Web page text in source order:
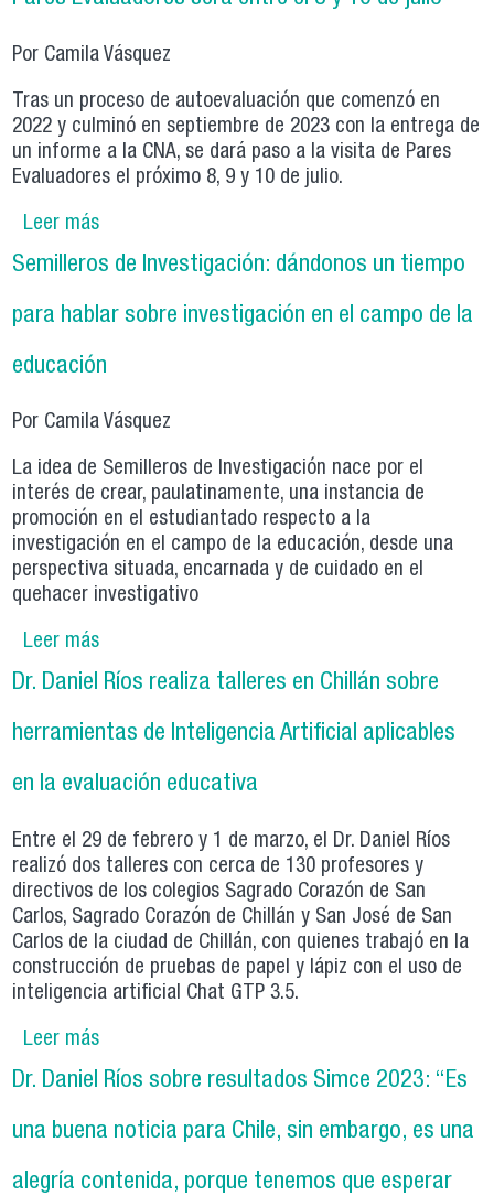
Por Camila Vásquez
Tras un proceso de autoevaluación que comenzó en
2022 y culminó en septiembre de 2023 con la entrega de
un informe a la CNA, se dará paso a la visita de Pares
Evaluadores el próximo 8, 9 y 10 de julio.
Leer mássobre Reacreditación del Magíster en
Educación mención en Currículum y Evaluación:
visita de Pares Evaluadores será entre el 8 y 10
de julio
Semilleros de Investigación: dándonos un tiempo
para hablar sobre investigación en el campo de la
educación
Por Camila Vásquez
La idea de Semilleros de Investigación nace por el
interés de crear, paulatinamente, una instancia de
promoción en el estudiantado respecto a la
investigación en el campo de la educación, desde una
perspectiva situada, encarnada y de cuidado en el
quehacer investigativo
Leer mássobre Semilleros de Investigación: dándonos un
tiempo para hablar sobre investigación en el
campo de la educación
Dr. Daniel Ríos realiza talleres en Chillán sobre
herramientas de Inteligencia Artificial aplicables
en la evaluación educativa
Entre el 29 de febrero y 1 de marzo, el Dr. Daniel Ríos
realizó dos talleres con cerca de 130 profesores y
directivos de los colegios Sagrado Corazón de San
Carlos, Sagrado Corazón de Chillán y San José de San
Carlos de la ciudad de Chillán, con quienes trabajó en la
construcción de pruebas de papel y lápiz con el uso de
inteligencia artificial Chat GTP 3.5.
Leer mássobre Dr. Daniel Ríos realiza talleres en Chillán
sobre herramientas de Inteligencia Artificial
aplicables en la evaluación educativa
Dr. Daniel Ríos sobre resultados Simce 2023: “Es
una buena noticia para Chile, sin embargo, es una
alegría contenida, porque tenemos que esperar